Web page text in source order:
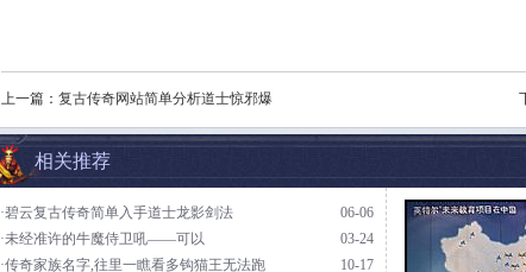
上一篇： 复古传奇网站简单分析道士惊邪爆
相关推荐
06-06
·碧云复古传奇简单入手道士龙影剑法
03-24
·未经准许的牛魔侍卫吼——可以
10-17
·传奇家族名字,往里一瞧看多钩猫王无法跑